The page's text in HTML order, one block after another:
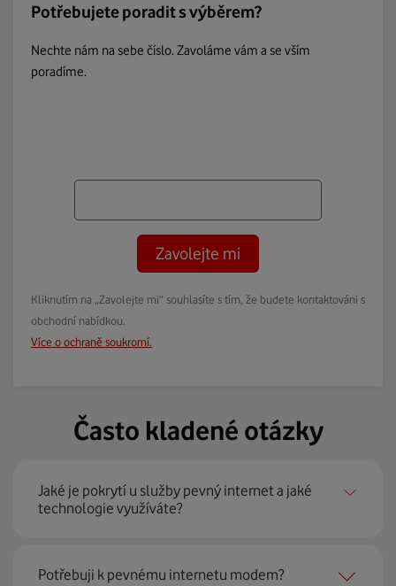
Potřebujete poradit s výběrem?
Nechte nám na sebe číslo. Zavoláme vám a se vším
poradíme.
Zavolejte mi
Kliknutím na „Zavolejte mi“ souhlasíte s tím, že budete kontaktováni s
obchodní nabídkou.
Více o ochraně soukromí.
Často kladené otázky
Jaké je pokrytí u služby pevný internet a jaké
technologie využíváte?
Pevný internet můžeme nabídnout
Potřebuji k pevnému internetu modem?